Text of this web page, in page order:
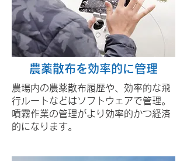
農薬散布を​効率的に管理
農場内の農薬散布履歴や、効率的な飛
行ルートなどはソフトウェアで管理。
噴霧作業の管理がより効率的かつ経済
的になります。